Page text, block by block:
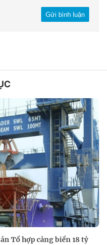
Gửi bình luận
Tổ hợp cảng biển 18 tỷ